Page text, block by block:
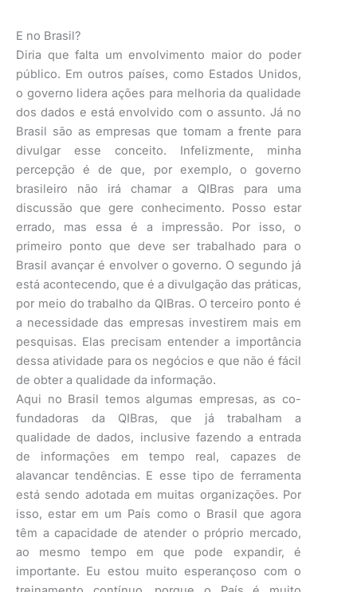
E no Brasil?
Diria que falta um envolvimento maior do poder
público. Em outros países, como Estados Unidos,
o governo lidera ações para melhoria da qualidade
dos dados e está envolvido com o assunto. Já no
Brasil são as empresas que tomam a frente para
divulgar esse conceito. Infelizmente, minha
percepção é de que, por exemplo, o governo
brasileiro não irá chamar a QIBras para uma
discussão que gere conhecimento. Posso estar
errado, mas essa é a impressão. Por isso, o
primeiro ponto que deve ser trabalhado para o
Brasil avançar é envolver o governo. O segundo já
está acontecendo, que é a divulgação das práticas,
por meio do trabalho da QIBras. O terceiro ponto é
a necessidade das empresas investirem mais em
pesquisas. Elas precisam entender a importância
dessa atividade para os negócios e que não é fácil
de obter a qualidade da informação.
Aqui no Brasil temos algumas empresas, as co-
fundadoras da QIBras, que já trabalham a
qualidade de dados, inclusive fazendo a entrada
de informações em tempo real, capazes de
alavancar tendências. E esse tipo de ferramenta
está sendo adotada em muitas organizações. Por
isso, estar em um País como o Brasil que agora
têm a capacidade de atender o próprio mercado,
ao mesmo tempo em que pode expandir, é
importante. Eu estou muito esperançoso com o